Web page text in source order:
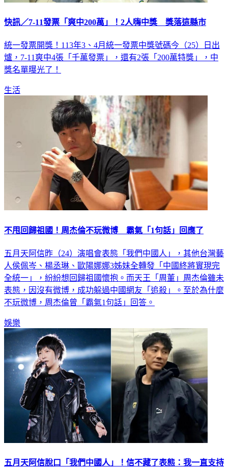
快訊／7-11發票「爽中200萬」！2人嗨中獎 獎落這縣市
統一發票開獎！113年3、4月統一發票中獎號碼今（25）日出
爐，7-11爽中4張「千萬發票」，還有2張「200萬特獎」，中
獎名單曝光了！
生活
不甩回歸祖國！周杰倫不玩微博 霸氣「1句話」回應了
五月天阿信昨（24）演唱會表態「我們中國人」，其他台灣藝
人侯佩岑、楊丞琳、歐陽娜娜3姊妹全轉發「中國終將實現完
全統一」，紛紛想回歸祖國懷抱。而天王「周董」周杰倫雖未
表態，因沒有微博，成功躲過中國網友「追殺」。至於為什麼
不玩微博，周杰倫曾「霸氣1句話」回答。
娛樂
五月天阿信脫口「我們中國人」！信不藏了表態：我一直支持